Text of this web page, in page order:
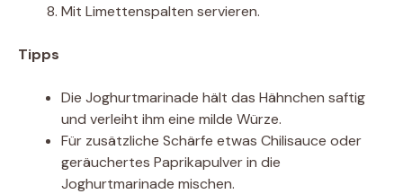
Mit Limettenspalten servieren.
Tipps
Die Joghurtmarinade hält das Hähnchen saftig
und verleiht ihm eine milde Würze.
Für zusätzliche Schärfe etwas Chilisauce oder
geräuchertes Paprikapulver in die
Joghurtmarinade mischen.